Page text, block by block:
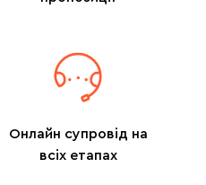
Онлайн супровід на
всіх етапах